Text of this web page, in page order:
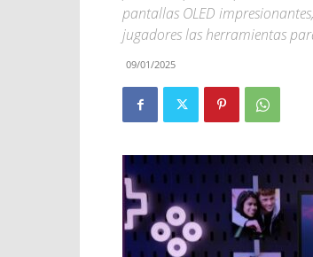
pantallas OLED
jugadores las herramientas
09/01/2025